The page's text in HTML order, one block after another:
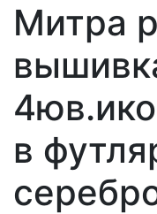
Митра
в